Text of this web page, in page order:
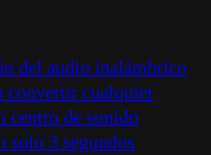
del audio inalámbrico
convertir cualquier
centro de sonido
solo 3 segundos